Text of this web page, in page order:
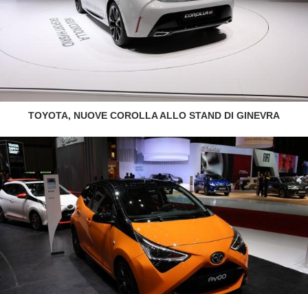
TOYOTA, NUOVE COROLLA ALLO STAND DI GINEVRA